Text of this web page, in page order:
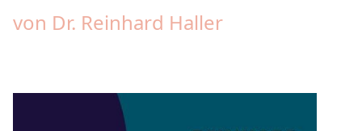
von Dr. Reinhard Haller